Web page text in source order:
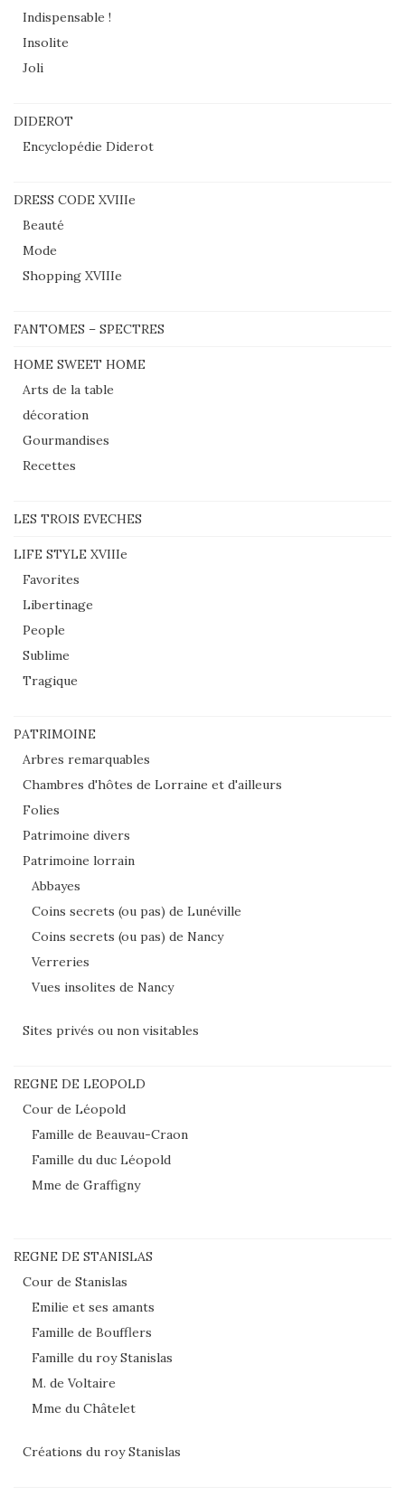
Indispensable !
Insolite
Joli
DIDEROT
Encyclopédie Diderot
DRESS CODE XVIIIe
Beauté
Mode
Shopping XVIIIe
FANTOMES – SPECTRES
HOME SWEET HOME
Arts de la table
décoration
Gourmandises
Recettes
LES TROIS EVECHES
LIFE STYLE XVIIIe
Favorites
Libertinage
People
Sublime
Tragique
PATRIMOINE
Arbres remarquables
Chambres d'hôtes de Lorraine et d'ailleurs
Folies
Patrimoine divers
Patrimoine lorrain
Abbayes
Coins secrets (ou pas) de Lunéville
Coins secrets (ou pas) de Nancy
Verreries
Vues insolites de Nancy
Sites privés ou non visitables
REGNE DE LEOPOLD
Cour de Léopold
Famille de Beauvau-Craon
Famille du duc Léopold
Mme de Graffigny
REGNE DE STANISLAS
Cour de Stanislas
Emilie et ses amants
Famille de Boufflers
Famille du roy Stanislas
M. de Voltaire
Mme du Châtelet
Créations du roy Stanislas